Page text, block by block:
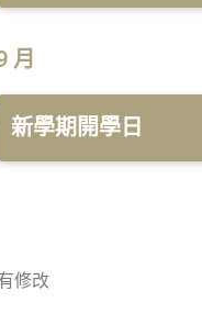
月
新學期開學日
修改